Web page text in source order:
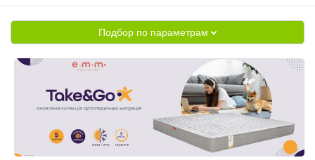
Подбор по параметрам